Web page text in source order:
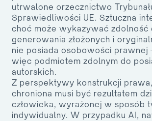
utrwalone orzecznictwo
Sprawiedliwości UE. Sztuczna
choć może wykazywać zdolność
generowania złożonych i
nie posiada osobowości prawnej
więc podmiotem zdolnym do
autorskich.
Z perspektywy konstrukcji
chroniona musi być rezultatem
człowieka, wyrażonej w sposób
indywidualny. W przypadku AI,